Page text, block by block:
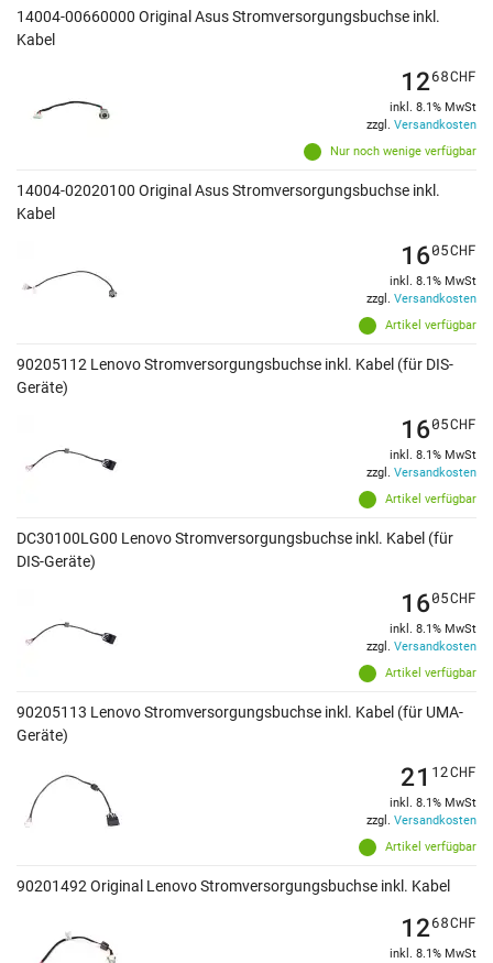
14004-00660000 Original Asus Stromversorgungsbuchse inkl.
Kabel
Nur noch wenige verfügbar
1268CHF
inkl. 8.1% MwSt
zzgl. Versandkosten
14004-02020100 Original Asus Stromversorgungsbuchse inkl.
Kabel
Artikel verfügbar
1605CHF
inkl. 8.1% MwSt
zzgl. Versandkosten
90205112 Lenovo Stromversorgungsbuchse inkl. Kabel (für DIS-
Geräte)
Artikel verfügbar
1605CHF
inkl. 8.1% MwSt
zzgl. Versandkosten
DC30100LG00 Lenovo Stromversorgungsbuchse inkl. Kabel (für
DIS-Geräte)
Artikel verfügbar
1605CHF
inkl. 8.1% MwSt
zzgl. Versandkosten
90205113 Lenovo Stromversorgungsbuchse inkl. Kabel (für UMA-
Geräte)
Artikel verfügbar
21 12CHF
inkl. 8.1% MwSt
zzgl. Versandkosten
90201492 Original Lenovo Stromversorgungsbuchse inkl. Kabel
1268CHF
inkl. 8.1% MwSt